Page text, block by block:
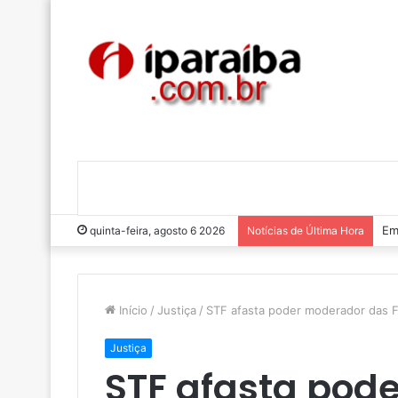
quinta-feira, agosto 6 2026 Notícias de Última Hora
Início / Justiça / STF afasta poder moderador das
Justiça
STF afasta